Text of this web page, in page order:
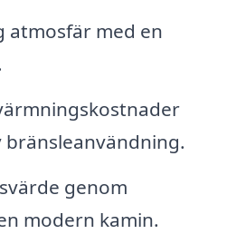
atmosfär med en
genom
modern kamin.